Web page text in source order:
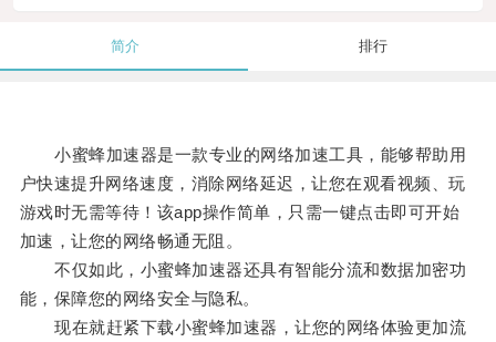
简介 排行
小蜜蜂加速器是一款专业的网络加速工具，能够帮助用
户快速提升网络速度，消除网络延迟，让您在观看视频、玩
游戏时无需等待！该app操作简单，只需一键点击即可开始
加速，让您的网络畅通无阻。
不仅如此，小蜜蜂加速器还具有智能分流和数据加密功
能，保障您的网络安全与隐私。
现在就赶紧下载小蜜蜂加速器，让您的网络体验更加流